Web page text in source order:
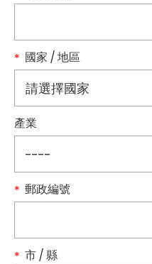
國家 / 地區
產業
郵政編號
市 / 縣